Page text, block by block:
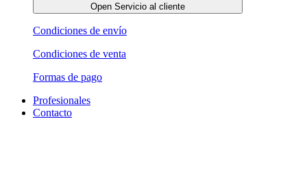
Open Servicio al cliente
Condiciones de envío
Condiciones de venta
Formas de pago
Profesionales
Contacto